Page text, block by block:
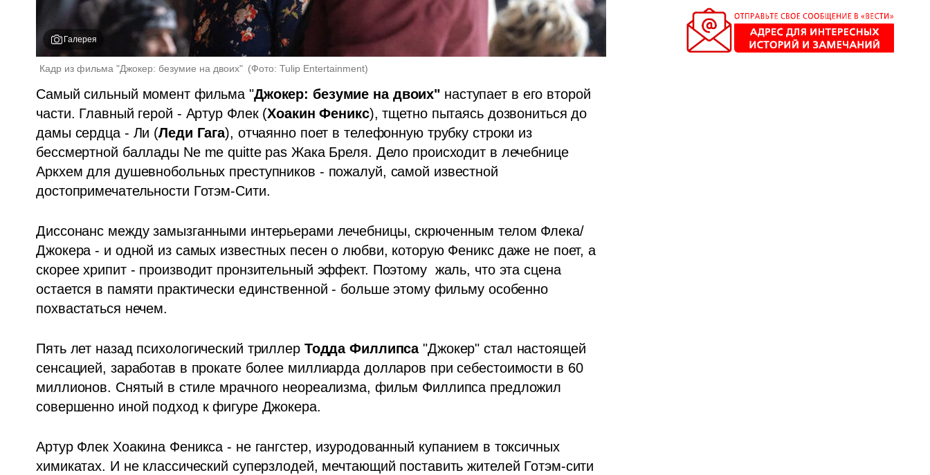
Галерея
Кадр из фильма "Джокер: безумие на двоих" (Фото: Tulip Entertainment)
Самый сильный момент фильма "Джокер: безумие на двоих" наступает в его второй
части. Главный герой - Артур Флек (Хоакин Феникс), тщетно пытаясь дозвониться до
дамы сердца - Ли (Леди Гага), отчаянно поет в телефонную трубку строки из
бессмертной баллады Ne me quitte pas Жака Бреля. Дело происходит в лечебнице
Аркхем для душевнобольных преступников - пожалуй, самой известной
достопримечательности Готэм-Сити.
Диссонанс между замызганными интерьерами лечебницы, скрюченным телом Флека/
Джокера - и одной из самых известных песен о любви, которую Феникс даже не поет, а
скорее хрипит - производит пронзительный эффект. Поэтому  жаль, что эта сцена
остается в памяти практически единственной - больше этому фильму особенно
похвастаться нечем.
Пять лет назад психологический триллер Тодда Филлипса "Джокер" стал настоящей
сенсацией, заработав в прокате более миллиарда долларов при себестоимости в 60
миллионов. Снятый в стиле мрачного неореализма, фильм Филлипса предложил
совершенно иной подход к фигуре Джокера.
Артур Флек Хоакина Феникса - не гангстер, изуродованный купанием в токсичных
химикатах. И не классический суперзлодей, мечтающий поставить жителей Готэм-сити